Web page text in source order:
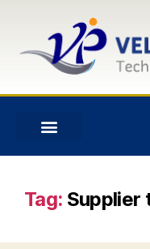
Tag: Supplier